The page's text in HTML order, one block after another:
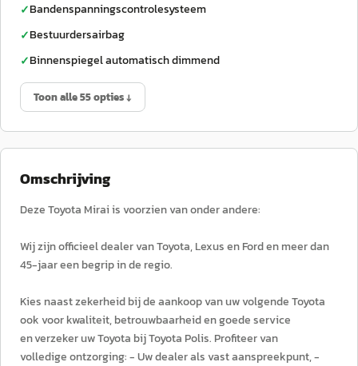
✓Bandenspanningscontrolesysteem
✓Bestuurdersairbag
✓Binnenspiegel automatisch dimmend
Toon alle 55 opties ↓
Omschrijving
Deze Toyota Mirai is voorzien van onder andere:
Wij zijn officieel dealer van Toyota, Lexus en Ford en meer dan
45-jaar een begrip in de regio.
Kies naast zekerheid bij de aankoop van uw volgende Toyota
ook voor kwaliteit, betrouwbaarheid en goede service
en verzeker uw Toyota bij Toyota Polis. Profiteer van
volledige ontzorging: - Uw dealer als vast aanspreekpunt, -